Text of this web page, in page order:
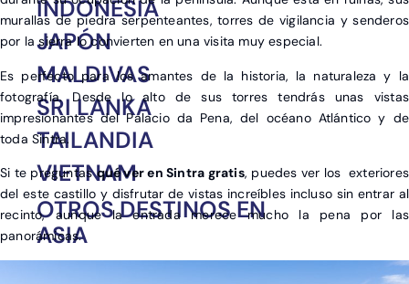
INDONESIA
JAPÓN
MALDIVAS
SRI LANKA
TAILANDIA
VIETNAM
OTROS DESTINOS EN
ASIA
murallas de piedra serpenteantes, torres de vigilancia y senderos
por la sierra lo convierten en una visita muy especial.
Es perfecto para los amantes de la historia, la naturaleza y la
fotografía. Desde lo alto de sus torres tendrás unas vistas
impresionantes del Palacio da Pena, del océano Atlántico y de
toda Sintra.
Si te preguntasqué ver en Sintra gratis, puedes ver los exteriores
del este castillo y disfrutar de vistas increíbles incluso sin entrar al
recinto, aunque la entrada merece mucho la pena por las
panorámicas.